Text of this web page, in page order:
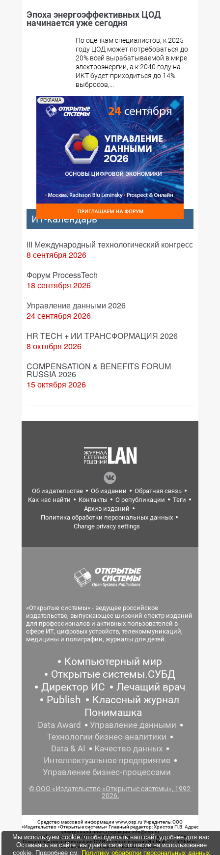
Эпоха энергоэффективных ЦОД
начинается уже сегодня
По оценкам специалистов, к 2025
году ЦОД может потребоваться до
20% всей вырабатываемой в мире
электроэнергии, а к 2040 году на
ИКТ будет приходиться до 14%
выбросов,...
РЕКЛАМА
ИТ-календарь
III Международный технологический конгресс
8 сентября 2026
Форум ProcessTech
18 сентября 2026
Управление данными 2026
24 сентября 2026
HR TECH + ИИ ТРАНСФОРМАЦИЯ 2026
8 октября 2026
COMPENSATION & BENEFITS FORUM
RUSSIA 2026
15 октября 2026
Об издательстве Об издании
Обратная связь
Как нас найти
Контакты О републикации
Теги
Архив изданий
Политика обработки персональных данных
Change privacy settings
«Открытые системы» - ведущее российское
издательство, выпускающее широкий спектр изданий
для профессионалов и активных пользователей в
сфере ИТ, цифровых устройств, телекоммуникаций,
медицины и полиграфии, журналы для детей.
Компьютерный мир
Открытые системы.СУБД
Директор ИС
Лечащий врач
Publish
Классный журнал
Понимашка
Data Award
Управление данными
Технологии бизнес-аналитики
Data & AI
Качество данных
Интеллектуальное предприятие
Управление бизнес-процессами
© ООО «Издательство «Открытые системы», 1992-
2026.
Средство массовой информации www.osp.ru Учредитель: ООО
«Издательство «Открытые системы» Главный редактор: Христов П.В. Адрес
электронной почты редакции: info@osp.ru
Телефон редакции: 7 (499) 703-18-54 Возрастная маркировка: 12+
Свидетельство о регистрации СМИ сетевого издания Эл.№ ФС77-62008 от
05 июня 2015 г. выдано Роскомнадзором.
Мы используем cookie, чтобы сделать наш сайт удобнее для вас.
Оставаясь на сайте, вы даете свое согласие на использование
cookie. Подробнее см. Политику обработки персональных данных